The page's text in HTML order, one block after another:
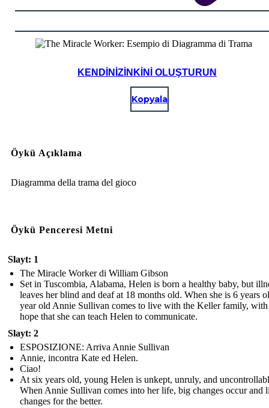
KENDINIZINKINI OLUŞTURUN
Kopyala
Öykü Açıklama
Diagramma della trama del gioco
Öykü Penceresi Metni
Slayt: 1
The Miracle Worker di William Gibson
Set in Tuscombia, Alabama, Helen is born a healthy baby, but
leaves her blind and deaf at 18 months old. When she is 6 years
year old Annie Sullivan comes to live with the Keller family, with
hope that she can teach Helen to communicate.
Slayt: 2
ESPOSIZIONE: Arriva Annie Sullivan
Annie, incontra Kate ed Helen.
Ciao!
At six years old, young Helen is unkept, unruly, and
When Annie Sullivan comes into her life, big changes occur and
changes for the better.